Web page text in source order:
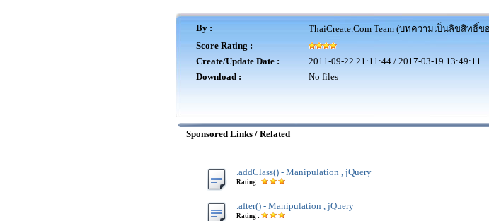
By :
ThaiCreate.Com Team (บทความเป็นลิขสิทธิ์
Score Rating :
Create/Update Date :
2011-09-22 21:11:44 / 2017-03-19 13:49:11
Download :
No files
Sponsored Links / Related
.addClass() - Manipulation , jQuery
Rating :
.after() - Manipulation , jQuery
Rating :